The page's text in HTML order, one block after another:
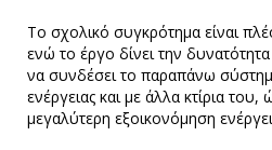
Το σχολικό συγκρότημα είναι
ενώ το έργο δίνει την
να συνδέσει το παραπάνω
ενέργειας και με άλλα κτίρια του,
μεγαλύτερη εξοικονόμηση